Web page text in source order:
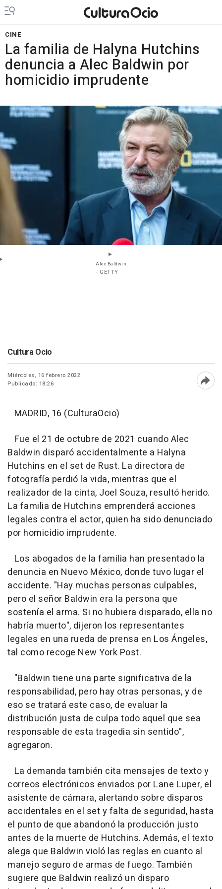
CINE
La familia de Halyna Hutchins
denuncia a Alec Baldwin por
homicidio imprudente
Alec Baldwin
- GETTY
Cultura Ocio
Miércoles, 16 febrero 2022
Publicado: 18:26
MADRID, 16 (CulturaOcio)
Fue el 21 de octubre de 2021 cuando Alec
Baldwin disparó accidentalmente a Halyna
Hutchins en el set de Rust. La directora de
fotografía perdió la vida, mientras que el
realizador de la cinta, Joel Souza, resultó herido.
La familia de Hutchins emprenderá acciones
legales contra el actor, quien ha sido denunciado
por homicidio imprudente.
Los abogados de la familia han presentado la
denuncia en Nuevo México, donde tuvo lugar el
accidente. "Hay muchas personas culpables,
pero el señor Baldwin era la persona que
sostenía el arma. Si no hubiera disparado, ella no
habría muerto", dijeron los representantes
legales en una rueda de prensa en Los Ángeles,
tal como recoge New York Post.
"Baldwin tiene una parte significativa de la
responsabilidad, pero hay otras personas, y de
eso se tratará este caso, de evaluar la
distribución justa de culpa todo aquel que sea
responsable de esta tragedia sin sentido",
agregaron.
La demanda también cita mensajes de texto y
correos electrónicos enviados por Lane Luper, el
asistente de cámara, alertando sobre disparos
accidentales en el set y falta de seguridad, hasta
el punto de que abandonó la producción justo
antes de la muerte de Hutchins. Además, el texto
alega que Baldwin violó las reglas en cuanto al
manejo seguro de armas de fuego. También
sugiere que Baldwin realizó un disparo